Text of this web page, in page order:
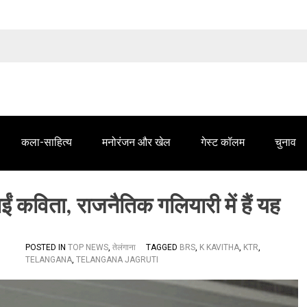
कला-साहित्य मनोरंजन और खेल गेस्ट कॉलम चुनाव
कविता, राजनैतिक गलियारी में हैं यह
POSTED IN TOP NEWS, तेलंगाना TAGGED BRS, K KAVITHA, KTR,
TELANGANA, TELANGANA JAGRUTI